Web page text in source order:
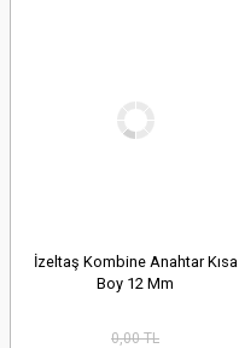
İzeltaş Kombine Anahtar Kısa
Boy 12 Mm
0,00 TL